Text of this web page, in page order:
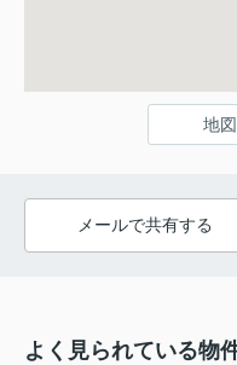
地
メールで共有する
よく見られている物